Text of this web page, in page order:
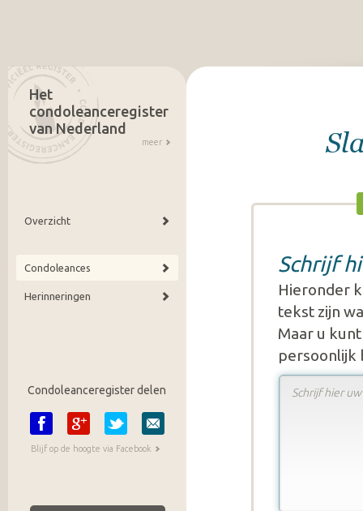
Schrijf
Hieronder
tekst zijn
Maar u
persoonlijk
Het
condoleanceregister
van Nederland
meer
Overzicht
Condoleances
Herinneringen
Condoleanceregister delen
Blijf op de hoogte via Facebook